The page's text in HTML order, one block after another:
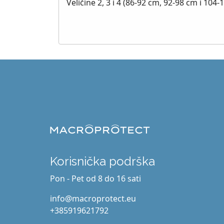
Veličine 2, 3 i 4 (86-92 cm, 92-98 cm i
Korisnička podrška
Pon - Pet od 8 do 16 sati
info@macroprotect.eu
+385919621792